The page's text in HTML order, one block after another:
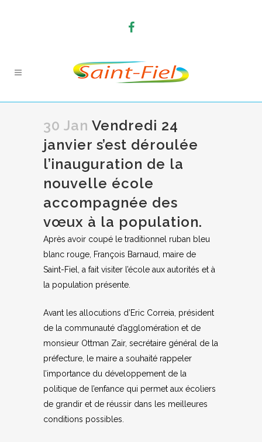
30 Jan Vendredi 24
janvier s’est déroulée
l’inauguration de la
nouvelle école
accompagnée des
vœux à la population.
Après avoir coupé le traditionnel ruban bleu
blanc rouge, François Barnaud, maire de
Saint-Fiel, a fait visiter l’école aux autorités et à
la population présente.
Avant les allocutions d’Eric Correia, président
de la communauté d’agglomération et de
monsieur Ottman Zair, secrétaire général de la
préfecture, le maire a souhaité rappeler
l’importance du développement de la
politique de l’enfance qui permet aux écoliers
de grandir et de réussir dans les meilleures
conditions possibles.